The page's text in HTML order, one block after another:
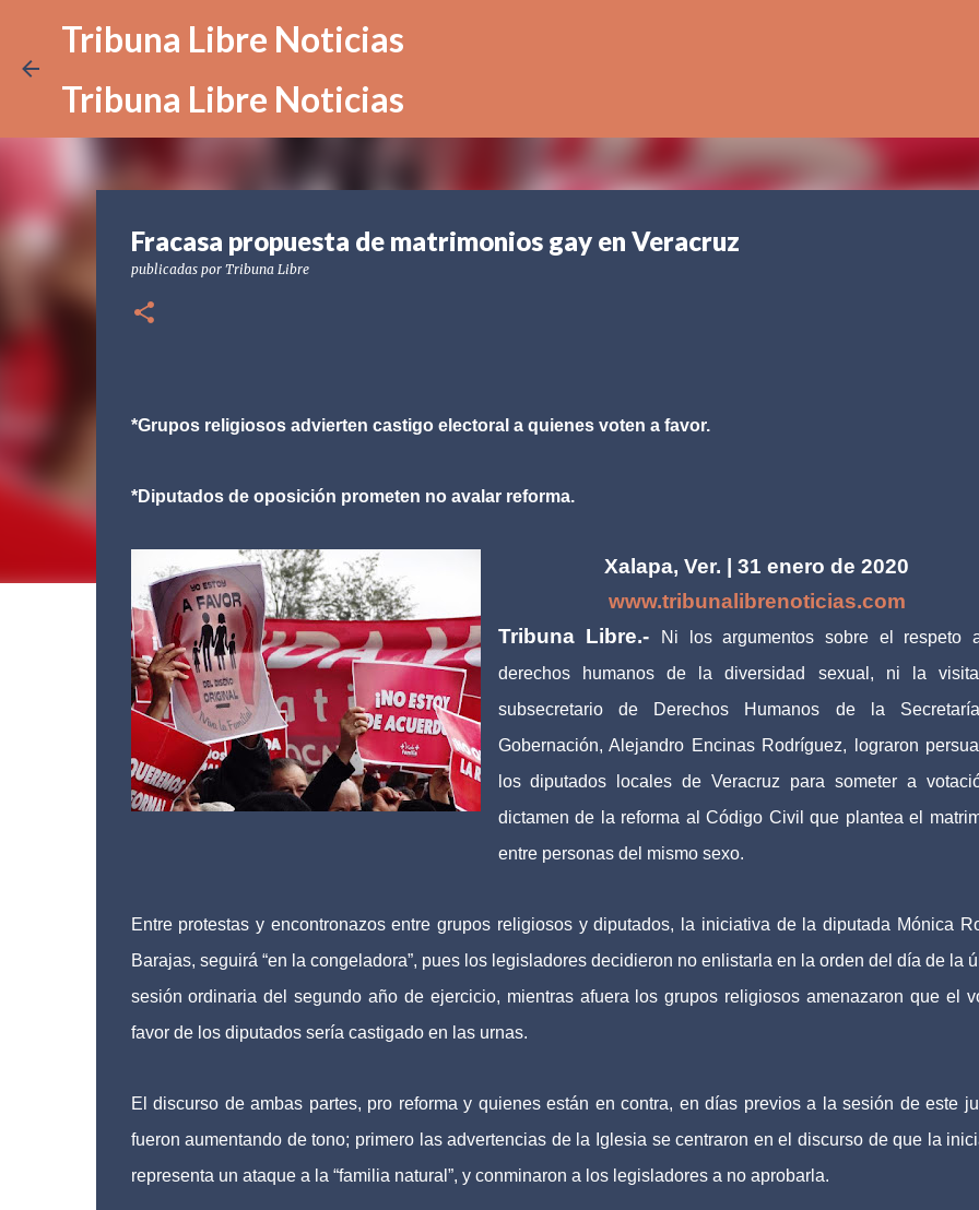
Tribuna Libre Noticias
Tribuna Libre Noticias
Fracasa propuesta de matrimonios gay en Veracruz
publicadas por Tribuna Libre
*Grupos religiosos advierten castigo electoral a quienes voten a favor.
*Diputados de oposición prometen no avalar reforma.
Xalapa, Ver. | 31 enero de 2020
www.tribunalibrenoticias.com
Tribuna Libre.-
Ni los argumentos sobre el respeto
derechos humanos de la diversidad sexual, ni la
subsecretario de Derechos Humanos de la
Gobernación, Alejandro Encinas Rodríguez, lograron
los diputados locales de Veracruz para someter a
dictamen de la reforma al Código Civil que plantea el
entre personas del mismo sexo.
Entre protestas y encontronazos entre grupos religiosos y diputados, la iniciativa de la diputada Mónica
Barajas, seguirá “en la congeladora”, pues los legisladores decidieron no enlistarla en la orden del día de la
sesión ordinaria del segundo año de ejercicio, mientras afuera los grupos religiosos amenazaron que el
favor de los diputados sería castigado en las urnas.
El discurso de ambas partes, pro reforma y quienes están en contra, en días previos a la sesión de este
fueron aumentando de tono; primero las advertencias de la Iglesia se centraron en el discurso de que la
representa un ataque a la “familia natural”, y conminaron a los legisladores a no aprobarla.